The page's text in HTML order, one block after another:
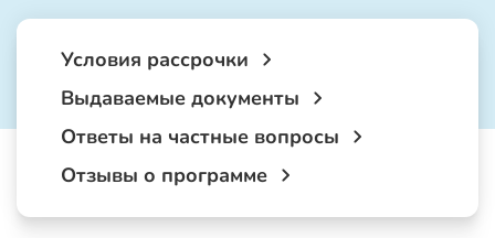
Условия рассрочки
Выдаваемые документы
Ответы на частные вопросы
Отзывы о программе